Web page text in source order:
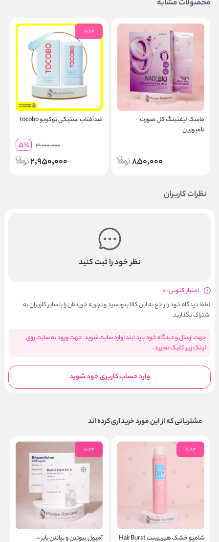
محصولات مشابه
ماسک لیفتینگ کل صورت
نامبوزین
850,000
جدید
ضدآفتاب استیکی توکوبو tocobo
3,100,000
5%
2,950,000
نظرات کاربران
نظر خود را ثبت کنید
امتیاز کنونی : 0
لطفا دیدگاه خود را راجع به این کالا بنویسید و تجربه خریدتان را با سایر کاربران به
اشتراک بگذارید.
جهت ارسال و دیدگاه خود باید ابتدا وارد سایت شوید. جهت ورود به سایت روی
لینک زیر کلیک نمایید.
وارد حساب کاربری خود شوید
مشتریانی که از این مورد خریداری کرده اند
جدید
شامپو خشک هیربرست HairBurst
جدید
آمپول بیوتین و بپانتن بایر -